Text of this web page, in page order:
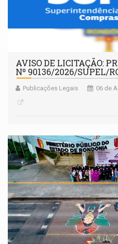
AVISO DE LICITAÇÃO:
Nº 90136/2026/SUPEL/
Publicações Legais 06 de